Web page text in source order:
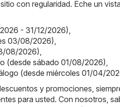
con regularidad. Eche un
- 31/12/2026)
03/08/2026)
08/2026)
(desde sábado 01/08/2026)
(desde miércoles 01/04/
y promociones,
para usted. Con nosotros,